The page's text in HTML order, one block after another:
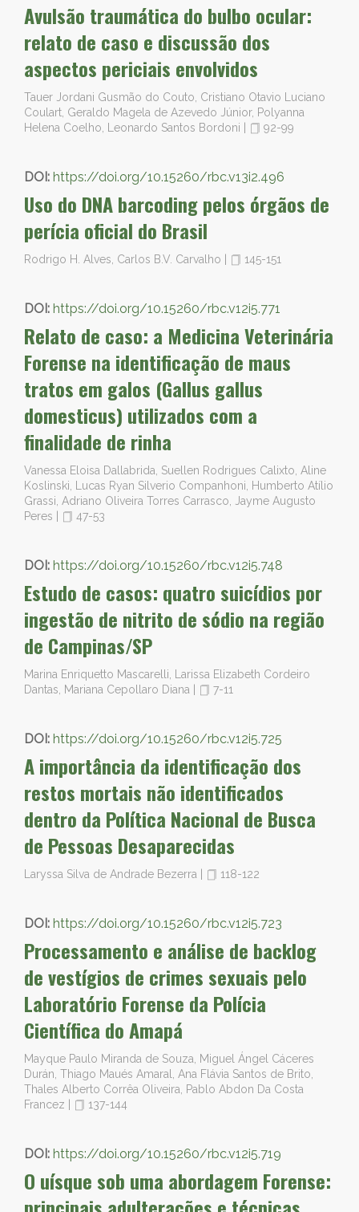
Avulsão traumática do bulbo ocular:
relato de caso e discussão dos
aspectos periciais envolvidos
Tauer Jordani Gusmão do Couto, Cristiano Otavio Luciano
Coulart, Geraldo Magela de Azevedo Júnior, Polyanna
Helena Coelho, Leonardo Santos Bordoni
92-99
DOI: https://doi.org/10.15260/rbc.v13i2.496
Uso do DNA barcoding pelos órgãos de
perícia oficial do Brasil
Rodrigo H. Alves, Carlos B.V. Carvalho 145-151
DOI: https://doi.org/10.15260/rbc.v12i5.771
Relato de caso: a Medicina Veterinária
Forense na identificação de maus
tratos em galos (Gallus gallus
domesticus) utilizados com a
finalidade de rinha
Vanessa Eloisa Dallabrida, Suellen Rodrigues Calixto, Aline
Koslinski, Lucas Ryan Silverio Companhoni, Humberto Atílio
Grassi, Adriano Oliveira Torres Carrasco, Jayme Augusto
Peres
47-53
DOI: https://doi.org/10.15260/rbc.v12i5.748
Estudo de casos: quatro suicídios por
ingestão de nitrito de sódio na região
de Campinas/SP
Marina Enriquetto Mascarelli, Larissa Elizabeth Cordeiro
Dantas, Mariana Cepollaro Diana
7-11
DOI: https://doi.org/10.15260/rbc.v12i5.725
A importância da identificação dos
restos mortais não identificados
dentro da Política Nacional de Busca
de Pessoas Desaparecidas
Laryssa Silva de Andrade Bezerra 118-122
DOI: https://doi.org/10.15260/rbc.v12i5.723
Processamento e análise de backlog
de vestígios de crimes sexuais pelo
Laboratório Forense da Polícia
Científica do Amapá
Mayque Paulo Miranda de Souza, Miguel Ángel Cáceres
Durán, Thiago Maués Amaral, Ana Flávia Santos de Brito,
Thales Alberto Corrêa Oliveira, Pablo Abdon Da Costa
Francez
137-144
DOI: https://doi.org/10.15260/rbc.v12i5.719
O uísque sob uma abordagem Forense: